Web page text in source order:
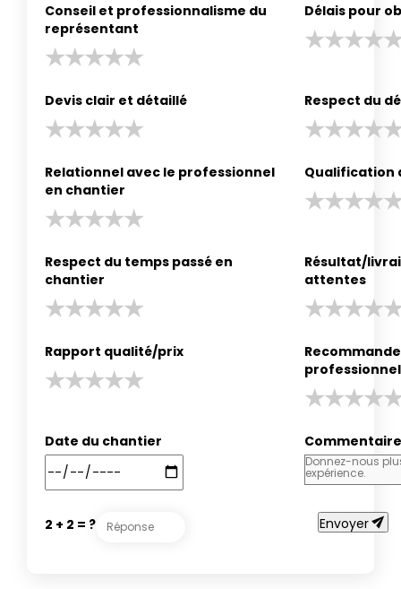
Conseil et professionnalisme du
représentant
Délais pour
Devis clair et détaillé Respect du
Relationnel avec le professionnel
en chantier
Qualification
Respect du temps passé en
chantier
Résultat/
attentes
Rapport qualité/prix
professionnel
Date du chantier Commentaire
2 + 2 = ? Envoyersend